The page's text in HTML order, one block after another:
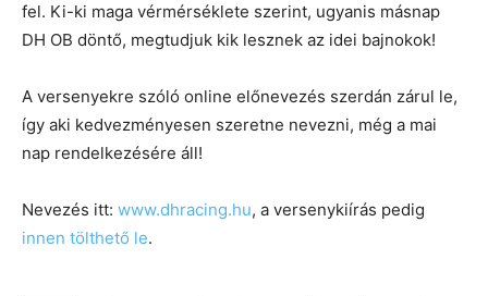
fel. Ki-ki maga vérmérséklete szerint, ugyanis másnap
DH OB döntő, megtudjuk kik lesznek az idei bajnokok!
A versenyekre szóló online előnevezés szerdán zárul le,
így aki kedvezményesen szeretne nevezni, még a mai
nap rendelkezésére áll!
Nevezés itt: www.dhracing.hu, a versenykiírás pedig
innen tölthető le.